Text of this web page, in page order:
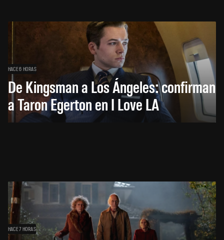
HACE 6 HORAS
De Kingsman a Los Ángeles: confirman
a Taron Egerton en I Love LA
HACE 7 HORAS